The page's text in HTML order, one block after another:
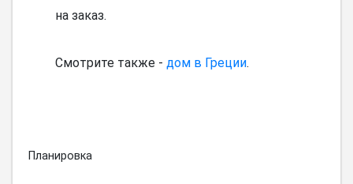
на заказ.
Смотрите также - дом в Греции.
Планировка